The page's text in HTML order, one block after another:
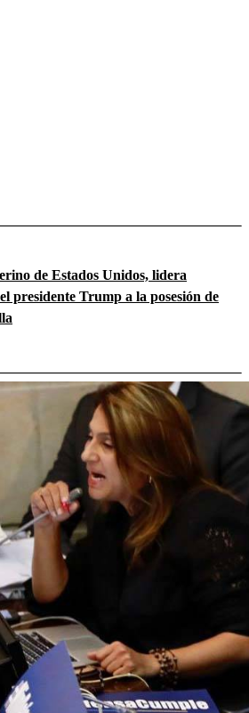
de Estados Unidos, lidera
presidente Trump a la posesión de